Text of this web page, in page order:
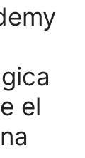
el